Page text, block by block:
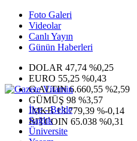
Foto Galeri
Videolar
Canlı Yayın
Günün Haberleri
DOLAR 47,74 %0,25
EURO 55,25 %0,43
G.ALTIN6.660,55 %2,59
GÜMÜŞ 98 %3,57
IMKB13.779,39 %-0,14
BITCOIN 65.038 %0,31
İlçe - Belde
Sağlık
Üniversite